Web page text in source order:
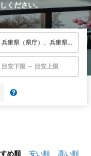
ください。
兵庫県（県庁）、兵庫県神戸市
目安下限 ～ 目安上限
め順
安い順 高い順